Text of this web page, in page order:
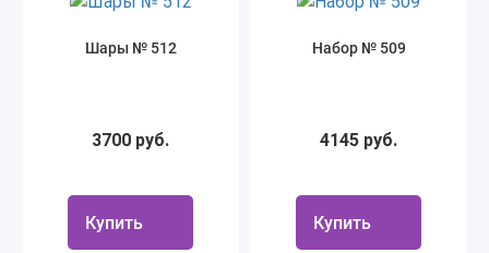
Шары № 512
3700 руб.
Купить
Набор № 509
4145 руб.
Купить